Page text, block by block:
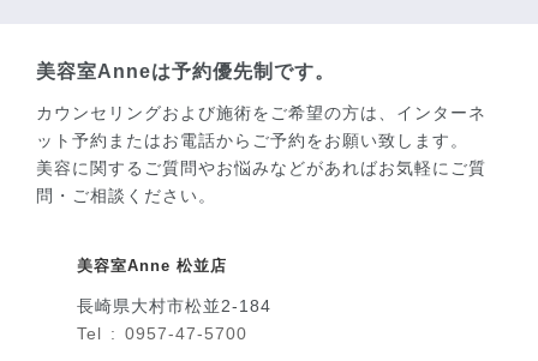
美容室Anneは予約優先制です。
カウンセリングおよび施術をご希望の方は、インターネ
ット予約またはお電話からご予約をお願い致します。
美容に関するご質問やお悩みなどがあればお気軽にご質
問・ご相談ください。
美容室Anne 松並店
長崎県大村市松並2-184
Tel : 0957-47-5700